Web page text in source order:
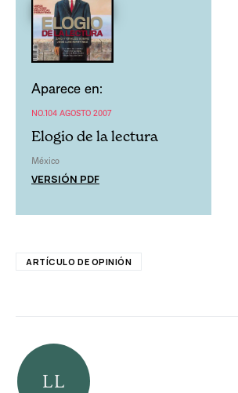
Aparece en:
NO.104 AGOSTO 2007
Elogio de la lectura
México
VERSIÓN PDF
ARTÍCULO DE OPINIÓN